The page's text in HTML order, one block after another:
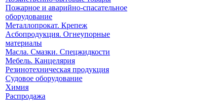
Пожарное и аварийно-спасательное
оборудование
Металлопрокат. Крепеж
Асбопродукция. Огнеупорные
материалы
Масла. Смазки. Спецжидкости
Мебель. Канцелярия
Резинотехническая продукция
Судовое оборудование
Химия
Распродажа